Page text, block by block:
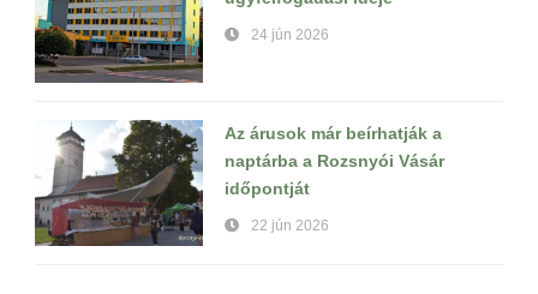
24 jún 2026
Az árusok már beírhatják a
naptárba a Rozsnyói Vásár
időpontját
22 jún 2026